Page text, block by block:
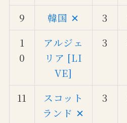
9
韓国 ✕ 3
1
0
アルジェ
リア [LI
VE]
3
11
スコット
ランド ✕
3